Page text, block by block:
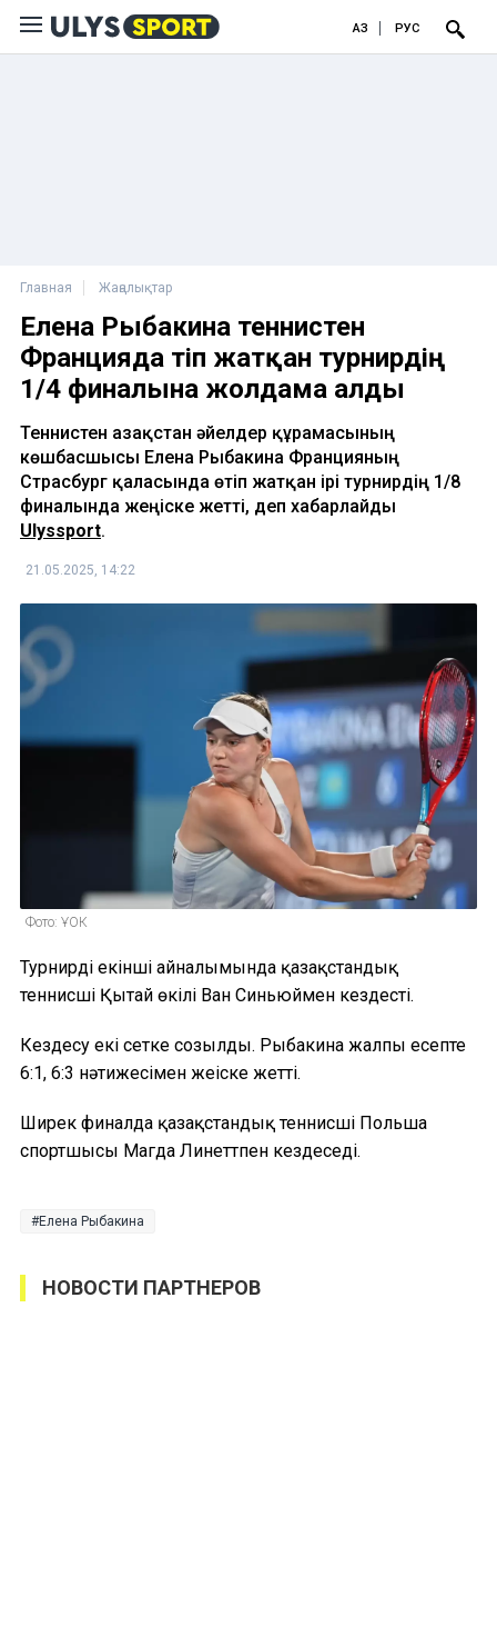
ҚАЗ РУС
Главная Жаңалықтар
Елена Рыбакина теннистен
Францияда өтіп жатқан турнирдің
1/4 финалына жолдама алды
Теннистен Қазақстан әйелдер құрамасының
көшбасшысы Елена Рыбакина Францияның
Страсбург қаласында өтіп жатқан ірі турнирдің 1/8
финалында жеңіске жетті, деп хабарлайды
Ulyssport.
21.05.2025, 14:22
Фото: ҰОК
Турнирдің екінші айналымында қазақстандық
теннисші Қытай өкілі Ван Синьюймен кездесті.
Кездесу екі сетке созылды. Рыбакина жалпы есепте
6:1, 6:3 нәтижесімен жеңіске жетті.
Ширек финалда қазақстандық теннисші Польша
спортшысы Магда Линеттпен кездеседі.
Елена Рыбакина
НОВОСТИ ПАРТНЕРОВ